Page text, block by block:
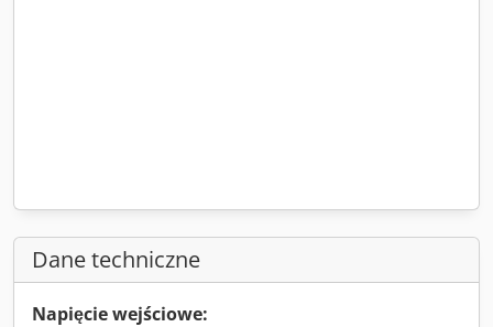
Dane techniczne
Napięcie wejściowe: